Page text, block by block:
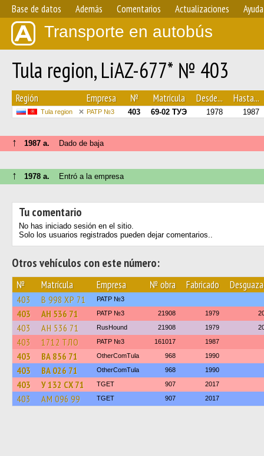
Base de datos Además Comentarios Actualizaciones Ayuda
Transporte en autobús
Tula region, LiAZ-677* № 403
Región Empresa № Matrícula Desde... Hasta...
Tula region PATP №3 403 69-02 ТУЭ 1978 1987
↑ 1987 a. Dado de baja
↑ 1978 a. Entró a la empresa
Tu comentario
No has iniciado sesión en el sitio.
Solo los usuarios registrados pueden dejar comentarios..
Otros vehículos con este número:
№ Matrícula Empresa № obra Fabricado
403 В 998 ХР 71 PATP №3
403 АН 536 71 PATP №3 21908 1979
403 АН 536 71 RusHound 21908 1979
403 1712 ТЛО PATP №3 161017 1987
403 ВА 856 71 OtherComTula 968 1990
403 ВА 026 71 OtherComTula 968 1990
403 У 132 СХ 71 TGET 907 2017
403 АМ 096 99 TGET 907 2017